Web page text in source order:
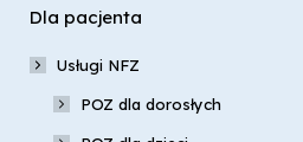
Dla pacjenta
Usługi NFZ
POZ dla dorosłych